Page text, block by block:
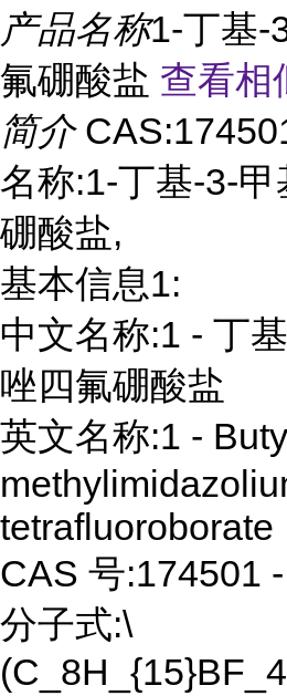
产品名称1-丁基-
氟硼酸盐 查看
简介
名称:1-丁基-3-
硼酸盐,
基本信息1:
中文名称:1 - 丁
唑四氟硼酸盐
英文名称:1 -
tetrafluoroborate
CAS 号:174501
分子式:\